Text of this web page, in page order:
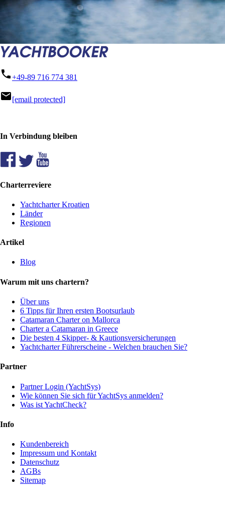
phone+49-89 716 774 381
mail[email protected]
In Verbindung bleiben
Charterreviere
Yachtcharter Kroatien
Länder
Regionen
Artikel
Blog
Warum mit uns chartern?
Über uns
6 Tipps für Ihren ersten Bootsurlaub
Catamaran Charter on Mallorca
Charter a Catamaran in Greece
Die besten 4 Skipper- & Kautionsversicherungen
Yachtcharter Führerscheine - Welchen brauchen Sie?
Partner
Partner Login (YachtSys)
Wie können Sie sich für YachtSys anmelden?
Was ist YachtCheck?
Info
Kundenbereich
Impressum und Kontakt
Datenschutz
AGBs
Sitemap